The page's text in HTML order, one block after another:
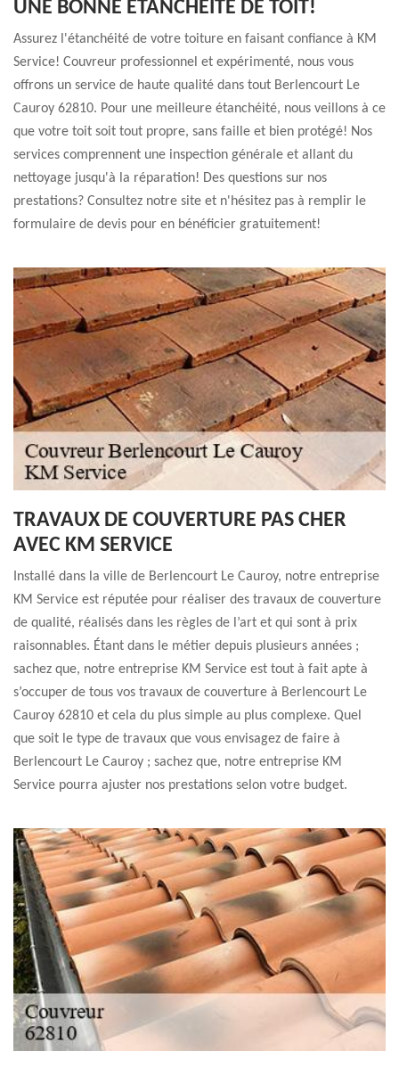
UNE BONNE ÉTANCHÉITÉ DE TOIT!
Assurez l'étanchéité de votre toiture en faisant confiance à KM
Service! Couvreur professionnel et expérimenté, nous vous
offrons un service de haute qualité dans tout Berlencourt Le
Cauroy 62810. Pour une meilleure étanchéité, nous veillons à ce
que votre toit soit tout propre, sans faille et bien protégé! Nos
services comprennent une inspection générale et allant du
nettoyage jusqu'à la réparation! Des questions sur nos
prestations? Consultez notre site et n'hésitez pas à remplir le
formulaire de devis pour en bénéficier gratuitement!
TRAVAUX DE COUVERTURE PAS CHER
AVEC KM SERVICE
Installé dans la ville de Berlencourt Le Cauroy, notre entreprise
KM Service est réputée pour réaliser des travaux de couverture
de qualité, réalisés dans les règles de l’art et qui sont à prix
raisonnables. Étant dans le métier depuis plusieurs années ;
sachez que, notre entreprise KM Service est tout à fait apte à
s’occuper de tous vos travaux de couverture à Berlencourt Le
Cauroy 62810 et cela du plus simple au plus complexe. Quel
que soit le type de travaux que vous envisagez de faire à
Berlencourt Le Cauroy ; sachez que, notre entreprise KM
Service pourra ajuster nos prestations selon votre budget.